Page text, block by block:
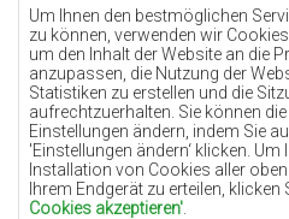
Um Ihnen den bestmöglichen
zu können, verwenden wir
um den Inhalt der Website an die
anzupassen, die Nutzung der
Statistiken zu erstellen und die
aufrechtzuerhalten. Sie können
Einstellungen ändern, indem Sie
'Einstellungen ändern‘ klicken.
Installation von Cookies aller
Ihrem Endgerät zu erteilen,
Cookies akzeptieren'
Teppiche
Teppiche
Teppiche